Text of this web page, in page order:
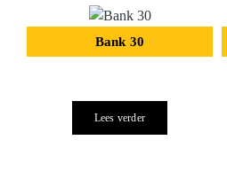
Bank 30
Lees verder